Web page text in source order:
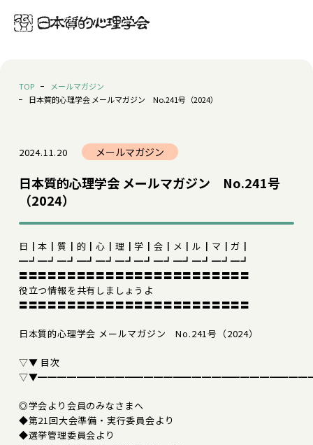
TOP
メールマガジン
日本質的心理学会 メールマガジン No.241号（2024）
2024.11.20 メールマガジン
日本質的心理学会 メールマガジン No.241号
（2024）
日┃本┃質┃的┃心┃理┃学┃会┃メ┃ル┃マ┃ガ┃
━┛━┛━┛━┛━┛━┛━┛━┛━┛━┛━┛━┛
〓〓〓〓〓〓〓〓〓〓〓〓〓〓〓〓〓〓〓〓〓〓〓〓
役立つ情報を共有しましょうよ
〓〓〓〓〓〓〓〓〓〓〓〓〓〓〓〓〓〓〓〓〓〓〓〓
日本質的心理学会 メールマガジン No.241号（2024）
▽▼ 目次
◎学会より会員のみなさまへ
◆第21回大会準備・実行委員会より
◆選挙管理委員会より